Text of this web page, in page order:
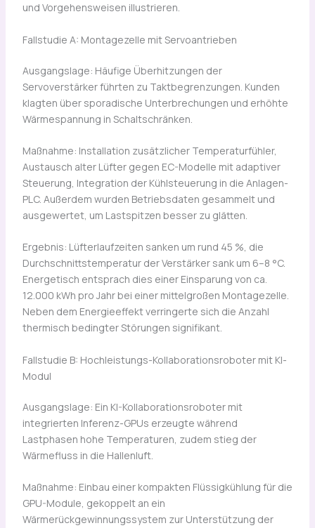
und Vorgehensweisen illustrieren.
Fallstudie A: Montagezelle mit Servoantrieben
Ausgangslage: Häufige Überhitzungen der
Servoverstärker führten zu Taktbegrenzungen. Kunden
klagten über sporadische Unterbrechungen und erhöhte
Wärmespannung in Schaltschränken.
Maßnahme: Installation zusätzlicher Temperaturfühler,
Austausch alter Lüfter gegen EC-Modelle mit adaptiver
Steuerung, Integration der Kühlsteuerung in die Anlagen-
PLC. Außerdem wurden Betriebsdaten gesammelt und
ausgewertet, um Lastspitzen besser zu glätten.
Ergebnis: Lüfterlaufzeiten sanken um rund 45 %, die
Durchschnittstemperatur der Verstärker sank um 6–8 °C.
Energetisch entsprach dies einer Einsparung von ca.
12.000 kWh pro Jahr bei einer mittelgroßen Montagezelle.
Neben dem Energieeffekt verringerte sich die Anzahl
thermisch bedingter Störungen signifikant.
Fallstudie B: Hochleistungs-Kollaborationsroboter mit KI-
Modul
Ausgangslage: Ein KI-Kollaborationsroboter mit
integrierten Inferenz-GPUs erzeugte während
Lastphasen hohe Temperaturen, zudem stieg der
Wärmefluss in die Hallenluft.
Maßnahme: Einbau einer kompakten Flüssigkühlung für die
GPU-Module, gekoppelt an ein
Wärmerückgewinnungssystem zur Unterstützung der